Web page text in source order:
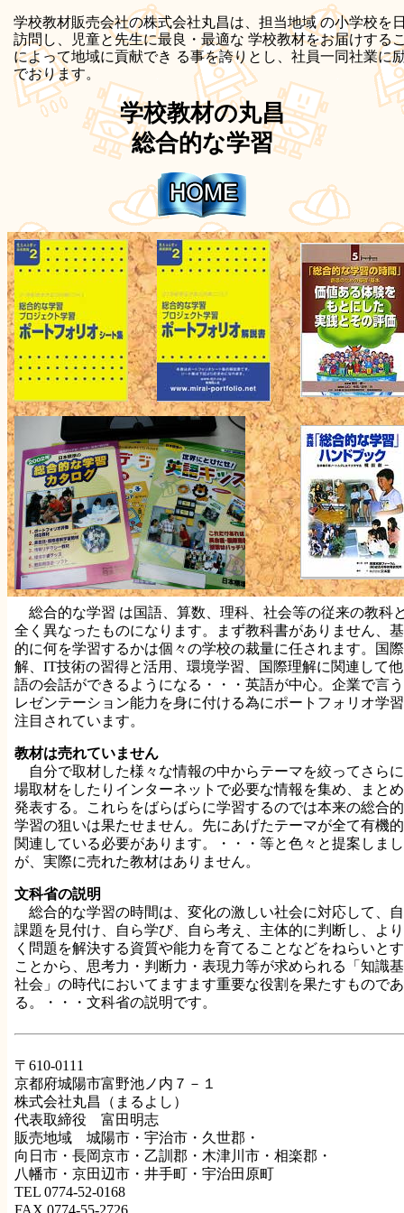
学校教材販売会社の株式会社丸昌は、担当地域 の小学校を
訪問し、児童と先生に最良・最適な 学校教材をお届けする
によって地域に貢献でき る事を誇りとし、社員一同社業に
でおります。
学校教材の丸昌
総合的な学習
総合的な学習 は国語、算数、理科、社会等の従来の教科
全く異なったものになります。まず教科書がありません、
的に何を学習するかは個々の学校の裁量に任されます。国
解、IT技術の習得と活用、環境学習、国際理解に関連して
語の会話ができるようになる・・・英語が中心。企業で言
レゼンテーション能力を身に付ける為にポートフォリオ学
注目されています。
教材は売れていません
自分で取材した様々な情報の中からテーマを絞ってさら
場取材をしたりインターネットで必要な情報を集め、まと
発表する。これらをばらばらに学習するのでは本来の総合
学習の狙いは果たせません。先にあげたテーマが全て有機
関連している必要があります。・・・等と色々と提案しま
が、実際に売れた教材はありません。
文科省の説明
総合的な学習の時間は、変化の激しい社会に対応して、
課題を見付け、自ら学び、自ら考え、主体的に判断し、よ
く問題を解決する資質や能力を育てることなどをねらいと
ことから、思考力・判断力・表現力等が求められる「知識
社会」の時代においてますます重要な役割を果たすものであ
る。・・・文科省の説明です。
〒610-0111
京都府城陽市富野池ノ内７－１
株式会社丸昌（まるよし）
代表取締役 富田明志
販売地域 城陽市・宇治市・久世郡・
向日市・長岡京市・乙訓郡・木津川市・相楽郡・
八幡市・京田辺市・井手町・宇治田原町
TEL 0774-52-0168
FAX 0774-55-2726